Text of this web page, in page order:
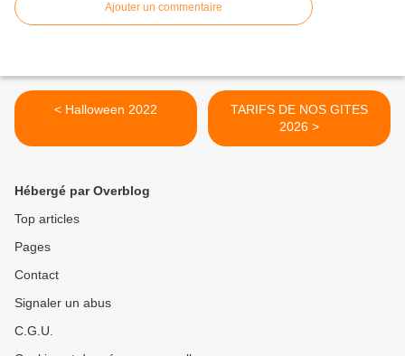
Ajouter un commentaire
< Halloween 2022
TARIFS DE NOS GITES
2026 >
Hébergé par Overblog
Top articles
Pages
Contact
Signaler un abus
C.G.U.